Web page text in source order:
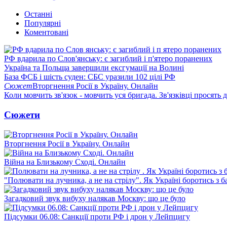
Останні
Популярні
Коментовані
РФ вдарила по Слов'янську: є загиблий і п'ятеро поранених
Україна та Польща завершили ексгумації на Волині
База ФСБ і шість суден: СБС уразили 102 цілі РФ
СюжетВторгнення Росії в Україну. Онлайн
Коли мовчить зв'язок - мовчить уся бригада. Зв'язківці просять
Сюжети
Вторгнення Росії в Україну. Онлайн
Війна на Близькому Сході. Онлайн
"Полювати на лучника, а не на стрілу". Як Україні боротись з
Загадковий звук вибуху налякав Москву: що це було
Підсумки 06.08: Санкції проти РФ і дрон у Лейпцигу